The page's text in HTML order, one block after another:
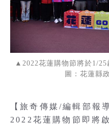
▲2022花蓮購物節將於1/
圖：花蓮縣
【旅奇傳媒/編輯部報
2022花蓮購物節即將